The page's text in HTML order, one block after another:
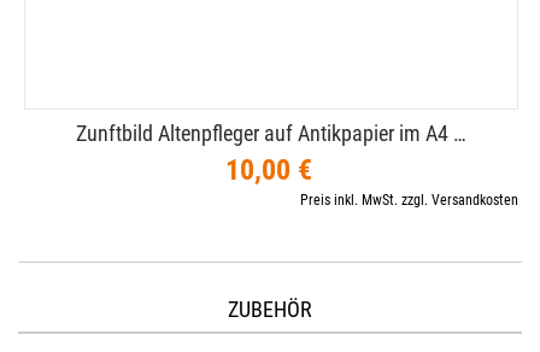
Zunftbild Altenpfleger auf Antikpapier im A4 …
10,00 €
Preis inkl. MwSt. zzgl. Versandkosten
ZUBEHÖR